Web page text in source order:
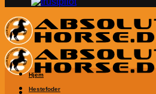
Hjem
Hestefoder